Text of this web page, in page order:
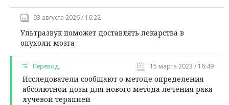
03 августа 2026 / 16:22
Ультразвук поможет доставлять лекарства в
опухоли мозга
Перевод 15 марта 2023 / 16:49
Исследователи сообщают о методе определения
абсолютной дозы для нового метода лечения рака
лучевой терапией